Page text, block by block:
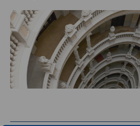
Actualitat jurídica
Notícies i articles